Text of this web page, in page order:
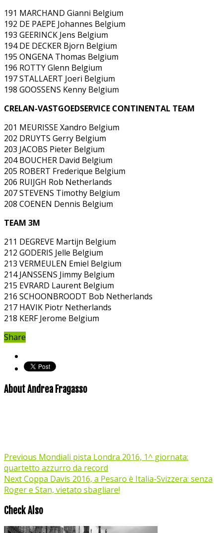
191 MARCHAND Gianni Belgium
192 DE PAEPE Johannes Belgium
193 GEERINCK Jens Belgium
194 DE DECKER Bjorn Belgium
195 ONGENA Thomas Belgium
196 ROTTY Glenn Belgium
197 STALLAERT Joeri Belgium
198 GOOSSENS Kenny Belgium
CRELAN-VASTGOEDSERVICE CONTINENTAL TEAM
201 MEURISSE Xandro Belgium
202 DRUYTS Gerry Belgium
203 JACOBS Pieter Belgium
204 BOUCHER David Belgium
205 ROBERT Frederique Belgium
206 RUIJGH Rob Netherlands
207 STEVENS Timothy Belgium
208 COENEN Dennis Belgium
TEAM 3M
211 DEGREVE Martijn Belgium
212 GODERIS Jelle Belgium
213 VERMEULEN Emiel Belgium
214 JANSSENS Jimmy Belgium
215 EVRARD Laurent Belgium
216 SCHOONBROODT Bob Netherlands
217 HAVIK Piotr Netherlands
218 KERF Jerome Belgium
Share
About Andrea Fragasso
Previous Mondiali pista Londra 2016, 1^ giornata:
quartetto azzurro da record
NextCoppa Davis 2016, a Pesaro è Italia-Svizzera: senza
Roger e Stan, vietato sbagliare!
Check Also